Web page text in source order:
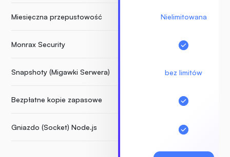
Miesięczna przepustowość
Monrax Security
Snapshoty (Migawki Serwera)
Bezpłatne kopie zapasowe
Gniazdo (Socket) Node.js
Nielimitowana
bez limitów